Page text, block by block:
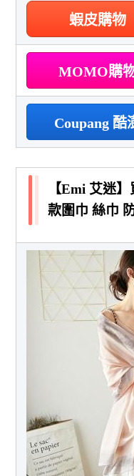
蝦皮購物
MOMO購
Coupang 酷
【Emi 艾迷
款圍巾 絲巾